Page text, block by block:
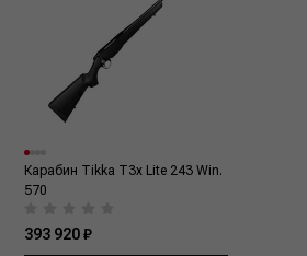
Карабин Tikka T3x Lite 243 Win.
570
393 920 ₽